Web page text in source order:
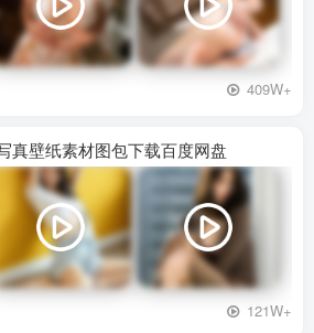
409W+
真壁纸素材图包下载百度网盘
121W+